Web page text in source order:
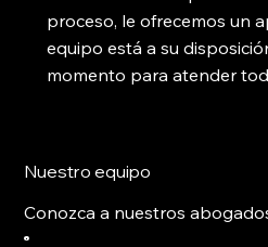
proceso, le ofrecemos un
equipo está a su
momento para atender
Nuestro equipo
Conozca a nuestros